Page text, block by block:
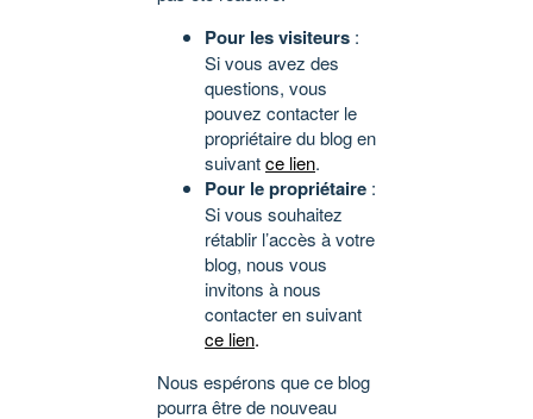
Pour les visiteurs :
Si vous avez des
questions, vous
pouvez contacter le
propriétaire du blog en
suivantce lien.
Pour le propriétaire :
Si vous souhaitez
rétablir l’accès à votre
blog, nous vous
invitons à nous
contacter en suivant
ce lien.
Nous espérons que ce blog
pourra être de nouveau